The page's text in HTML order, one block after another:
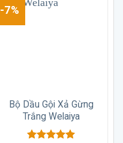
-7%
Bộ Dầu Gội Xả Gừng
Trắng Welaiya